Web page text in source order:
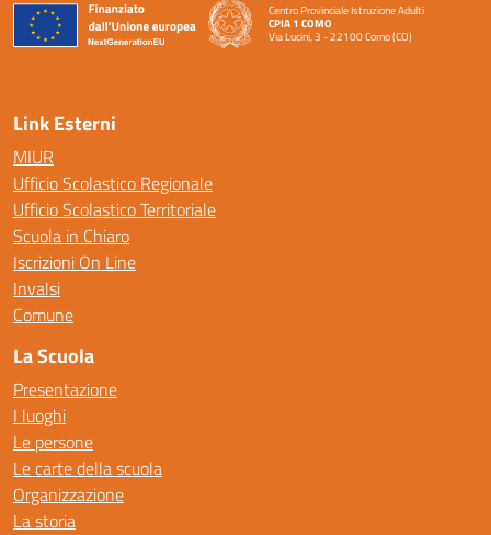
Centro Provinciale Istruzione Adulti
CPIA 1 COMO
Via Lucini, 3 - 22100 Como (CO)
— Visita la pagina iniziale della scuola
Link Esterni
MIUR
Ufficio Scolastico Regionale
Ufficio Scolastico Territoriale
Scuola in Chiaro
Iscrizioni On Line
Invalsi
Comune
La Scuola
Presentazione
I luoghi
Le persone
Le carte della scuola
Organizzazione
La storia